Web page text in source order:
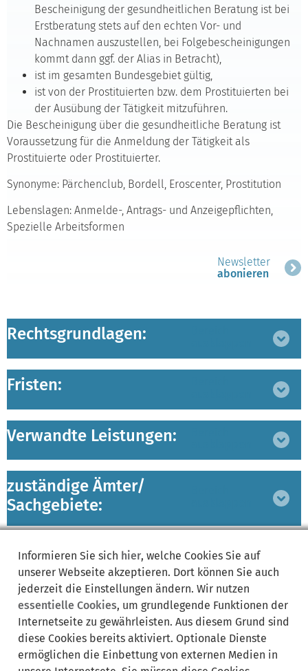
Bescheinigung der gesundheitlichen Beratung ist bei
Erstberatung stets auf den echten Vor- und
Nachnamen auszustellen, bei Folgebescheinigungen
kommt dann ggf. der Alias in Betracht),
ist im gesamten Bundesgebiet gültig,
ist von der Prostituierten bzw. dem Prostituierten bei
der Ausübung der Tätigkeit mitzuführen.
Die Bescheinigung über die gesundheitliche Beratung ist
Voraussetzung für die Anmeldung der Tätigkeit als
Prostituierte oder Prostituierter.
Synonyme: Pärchenclub, Bordell, Eroscenter, Prostitution
Lebenslagen: Anmelde-, Antrags- und Anzeigepflichten,
Spezielle Arbeitsformen
Newsletter
abonieren
Rechtsgrundlagen:
Fristen:
Verwandte Leistungen:
zuständige Ämter/
Sachgebiete:
Bereich
ausklappen
Lebenslagen:
Informieren Sie sich hier, welche Cookies Sie auf
unserer Webseite akzeptieren. Dort können Sie auch
jederzeit die Einstellungen ändern. Wir nutzen
essentielle Cookies, um grundlegende Funktionen der
Internetseite zu gewährleisten. Aus diesem Grund sind
diese Cookies bereits aktiviert. Optionale Dienste
ermöglichen die Einbettung von externen Medien in